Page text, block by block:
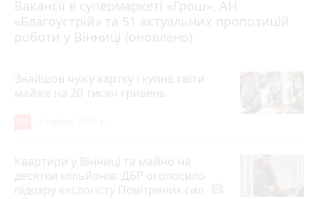
Вакансії в супермаркеті «Грош», АН
«Благоустрій» та 51 актуальних пропозицій
роботи у Вінниці (оновлено)
4 серпня 2026 р.
Знайшов чужу картку і купив квіти
майже на 20 тисяч гривень
Квартири у Вінниці та майно на
десятки мільйонів: ДБР оголосило
підозру екслогісту Повітряних сил